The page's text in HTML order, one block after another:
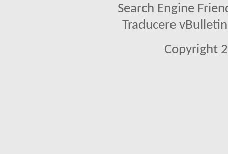
Search Engine
Traducere
Copyright